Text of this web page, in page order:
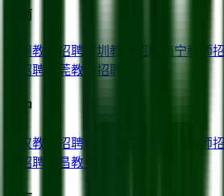
华南
教师招聘 深圳 教师招聘 南宁教师招
师招聘
东莞教师招聘
华中
武汉教师招聘 教师
师招聘
宜昌教师招聘